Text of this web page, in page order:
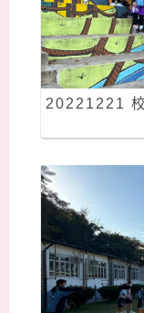
20221221